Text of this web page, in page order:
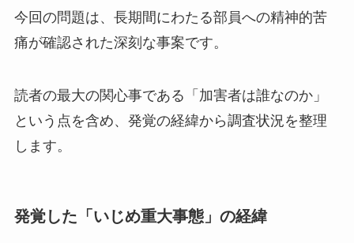
今回の問題は、長期間にわたる部員への精神的苦
痛が確認された深刻な事案です。
読者の最大の関心事である「加害者は誰なのか」
という点を含め、発覚の経緯から調査状況を整理
します。
発覚した「いじめ重大事態」の経緯